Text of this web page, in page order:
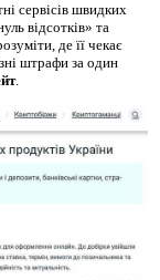
сервісів швидких
відсотків» та
де її чекає
штрафи за один
.